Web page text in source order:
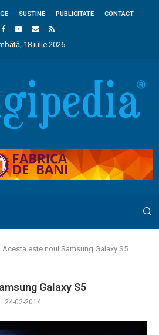
SUSTINE PUBLICITATE CONTACT
18 iulie 2026
Acesta este noul Samsung Galaxy S5
Galaxy S5
24-02-2014